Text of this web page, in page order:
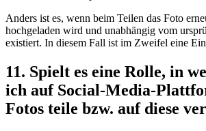
Anders ist es, wenn beim Teilen das Foto
hochgeladen wird und unabhängig vom
existiert. In diesem Fall ist im Zweifel eine
11. Spielt es eine Rolle, in
ich auf Social-Media-
Fotos teile bzw. auf diese